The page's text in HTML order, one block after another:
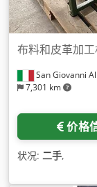
San Giovanni
7,301 km
布料和皮革加工
价格
状况: 二手,